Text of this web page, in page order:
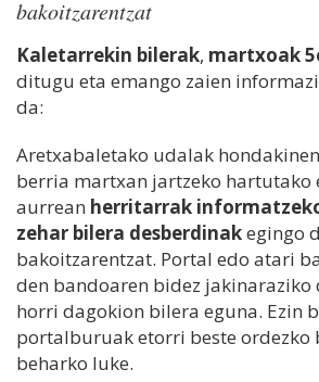
bakoitzarentzat
Kaletarrekin bilerak, martxoak
ditugu eta emango zaien
da:
Aretxabaletako udalak
berria martxan jartzeko hartutako
aurrean herritarrak
zehar bilera desberdinakegingo
bakoitzarentzat. Portal edo atari
den bandoaren bidez jakinaraziko
horri dagokion bilera eguna. Ezin
portalburuak etorri beste ordezko
beharko luke.